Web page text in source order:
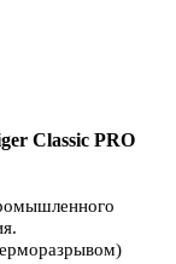
Classic PRO